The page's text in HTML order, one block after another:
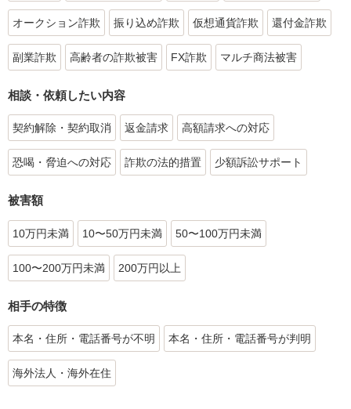
オークション詐欺 振り込め詐欺 仮想通貨詐欺 還付金詐欺
副業詐欺 高齢者の詐欺被害 FX詐欺 マルチ商法被害
相談・依頼したい内容
契約解除・契約取消 返金請求 高額請求への対応
恐喝・脅迫への対応 詐欺の法的措置 少額訴訟サポート
被害額
10万円未満 10〜50万円未満 50〜100万円未満
100〜200万円未満 200万円以上
相手の特徴
本名・住所・電話番号が不明 本名・住所・電話番号が判明
海外法人・海外在住